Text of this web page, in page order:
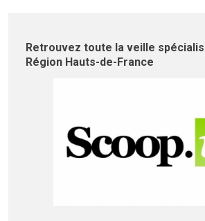
Retrouvez toute la veille
Région Hauts-de-France